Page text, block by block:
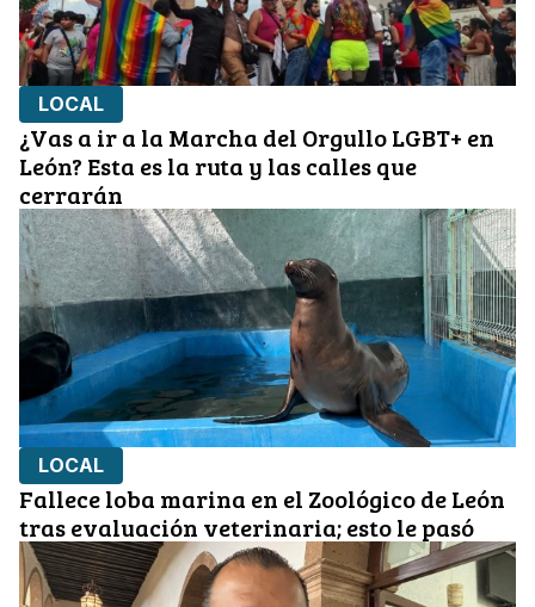
LOCAL
¿Vas a ir a la Marcha del Orgullo LGBT+ en
León? Esta es la ruta y las calles que
cerrarán
LOCAL
Fallece loba marina en el Zoológico de León
tras evaluación veterinaria; esto le pasó